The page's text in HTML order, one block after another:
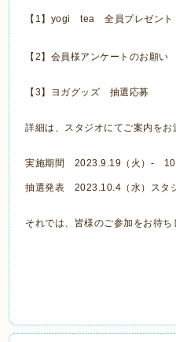
【1】yogi tea 全員プレゼン
【2】会員様アンケートのお願い
【3】ヨガグッズ 抽選応募
詳細は、スタジオにてご案内をお
実施期間 2023.9.19（火）-
抽選発表 2023.10.4（水）スタ
それでは、皆様のご参加をお待ち